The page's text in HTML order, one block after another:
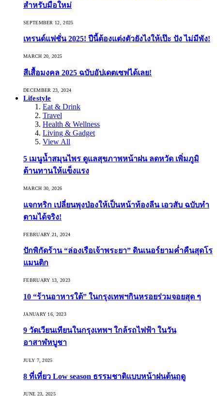
สำหรับมือใหม่
SEPTEMBER 12, 2025
เทรนด์แฟชั่น 2025! ปีนี้ต้องแต่งตัวยังไงให้เป๊ะ ปัง ไม่มีพัง!
MARCH 20, 2025
สีเสื้อมงคล 2025 ฉบับอัปเดตเซฟได้เลย!
DECEMBER 23, 2024
Lifestyle
Eat & Drink
Travel
Health & Wellness
Living & Gadget
View All
5 เมนูน้ำสมุนไพร ดูแลสุขภาพหน้าฝน ลดหวัด เพิ่มภูมิ
ต้านทานให้แข็งแรง
MARCH 30, 2026
แจกทริก เปลี่ยนพุงป่องให้เป็นหน้าท้องลีน เอวสับ ฉบับทำ
ตามได้จริง!
FEBRUARY 21, 2024
ปักพิกัดร้าน “ล่องเรือเจ้าพระยา” ดินเนอร์ยามค่ำคืนสุดโร
แมนติก
FEBRUARY 13, 2023
10 “ร้านอาหารใต้” ในกรุงเทพฯกินหรอยร่วมจอยสุด ๆ
JANUARY 16, 2023
9 วัดเวียนเทียนในกรุงเทพฯ ใกล้รถไฟฟ้า ในวัน
อาสาฬหบูชา
JULY 7, 2025
8 ที่เที่ยว Low season ธรรมชาติแบบหน้าฝนต้นฤดู️
JUNE 23, 2025